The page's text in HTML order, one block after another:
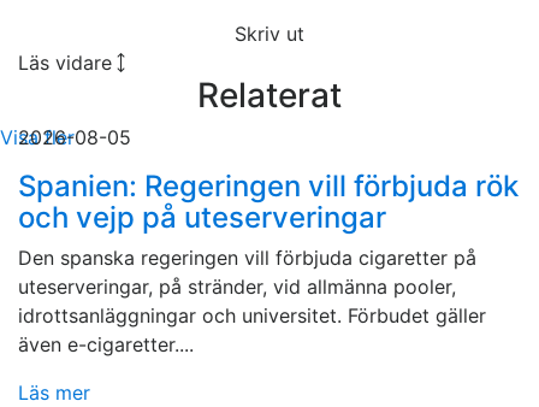
Skriv ut
Läs vidare
Relaterat
2026-08-05
Spanien: Regeringen vill förbjuda rök
och vejp på uteserveringar
Den spanska regeringen vill förbjuda cigaretter på
uteserveringar, på stränder, vid allmänna pooler,
idrottsanläggningar och universitet. Förbudet gäller
även e-cigaretter....
Läs mer
Visa fler